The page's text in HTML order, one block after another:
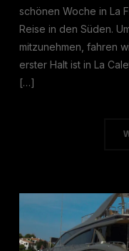
schönen Woche in La
Reise in den Süden.
mitzunehmen, fahren
erster Halt ist in La
[…]